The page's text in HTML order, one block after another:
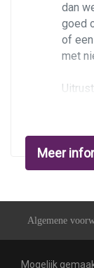
dan
goed
of
met
Meer
Algemene
Mogelijk